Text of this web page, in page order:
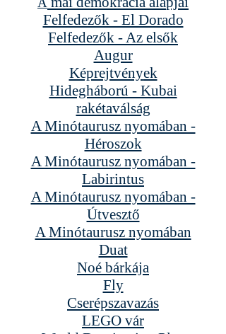
Felfedezők - El Dorado
Felfedezők - Az elsők
Augur
Képrejtvények
Hidegháború - Kubai
rakétaválság
A Minótaurusz nyomában -
Héroszok
A Minótaurusz nyomában -
Labirintus
A Minótaurusz nyomában -
Útvesztő
A Minótaurusz nyomában
Duat
Noé bárkája
Fly
Cserépszavazás
LEGO vár